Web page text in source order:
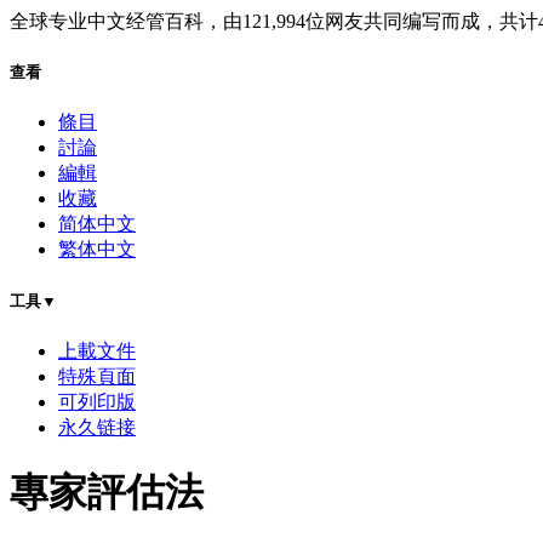
全球专业中文经管百科 ，由121,994位网友共同编写而成，共计
查看
條目
討論
編輯
收藏
简体中文
繁体中文
工具▼
上載文件
特殊頁面
可列印版
永久链接
專家評估法